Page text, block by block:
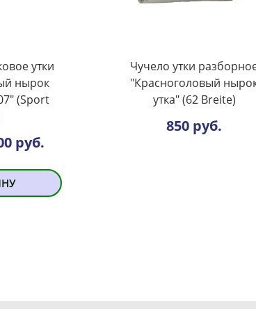
утки
нырок
(Sport
руб.
Чучело утки
"Красноголовый
утка" (62 Breite)
850 руб.